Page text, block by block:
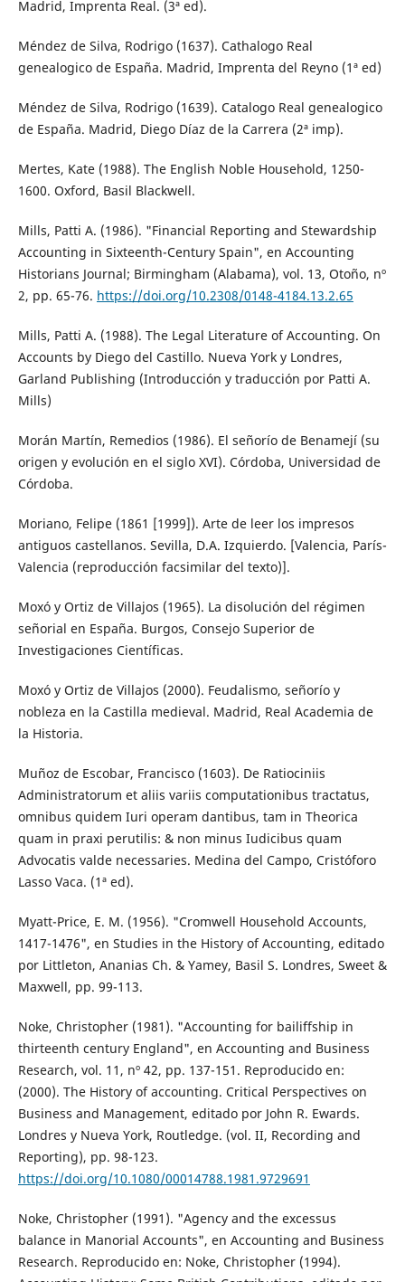
Madrid, Imprenta Real. (3ª ed).
Méndez de Silva, Rodrigo (1637). Cathalogo Real
genealogico de España. Madrid, Imprenta del Reyno (1ª ed)
Méndez de Silva, Rodrigo (1639). Catalogo Real genealogico
de España. Madrid, Diego Díaz de la Carrera (2ª imp).
Mertes, Kate (1988). The English Noble Household, 1250-
1600. Oxford, Basil Blackwell.
Mills, Patti A. (1986). "Financial Reporting and Stewardship
Accounting in Sixteenth-Century Spain", en Accounting
Historians Journal; Birmingham (Alabama), vol. 13, Otoño, nº
2, pp. 65-76. https://doi.org/10.2308/0148-4184.13.2.65
Mills, Patti A. (1988). The Legal Literature of Accounting. On
Accounts by Diego del Castillo. Nueva York y Londres,
Garland Publishing (Introducción y traducción por Patti A.
Mills)
Morán Martín, Remedios (1986). El señorío de Benamejí (su
origen y evolución en el siglo XVI). Córdoba, Universidad de
Córdoba.
Moriano, Felipe (1861 [1999]). Arte de leer los impresos
antiguos castellanos. Sevilla, D.A. Izquierdo. [Valencia, París-
Valencia (reproducción facsimilar del texto)].
Moxó y Ortiz de Villajos (1965). La disolución del régimen
señorial en España. Burgos, Consejo Superior de
Investigaciones Científicas.
Moxó y Ortiz de Villajos (2000). Feudalismo, señorío y
nobleza en la Castilla medieval. Madrid, Real Academia de
la Historia.
Muñoz de Escobar, Francisco (1603). De Ratiociniis
Administratorum et aliis variis computationibus tractatus,
omnibus quidem Iuri operam dantibus, tam in Theorica
quam in praxi perutilis: & non minus Iudicibus quam
Advocatis valde necessaries. Medina del Campo, Cristóforo
Lasso Vaca. (1ª ed).
Myatt-Price, E. M. (1956). "Cromwell Household Accounts,
1417-1476", en Studies in the History of Accounting, editado
por Littleton, Ananias Ch. & Yamey, Basil S. Londres, Sweet &
Maxwell, pp. 99-113.
Noke, Christopher (1981). "Accounting for bailiffship in
thirteenth century England", en Accounting and Business
Research, vol. 11, nº 42, pp. 137-151. Reproducido en:
(2000). The History of accounting. Critical Perspectives on
Business and Management, editado por John R. Ewards.
Londres y Nueva York, Routledge. (vol. II, Recording and
Reporting), pp. 98-123.
https://doi.org/10.1080/00014788.1981.9729691
Noke, Christopher (1991). "Agency and the excessus
balance in Manorial Accounts", en Accounting and Business
Research. Reproducido en: Noke, Christopher (1994).